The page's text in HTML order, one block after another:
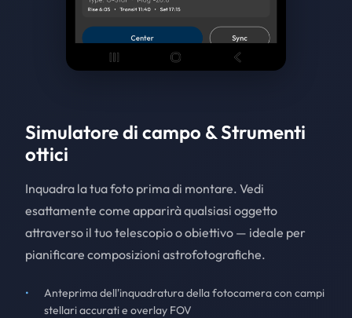
Simulatore di campo & Strumenti
ottici
Inquadra la tua foto prima di montare. Vedi
esattamente come apparirà qualsiasi oggetto
attraverso il tuo telescopio o obiettivo — ideale per
pianificare composizioni astrofotografiche.
Anteprima dell'inquadratura della fotocamera con campi
stellari accurati e overlay FOV